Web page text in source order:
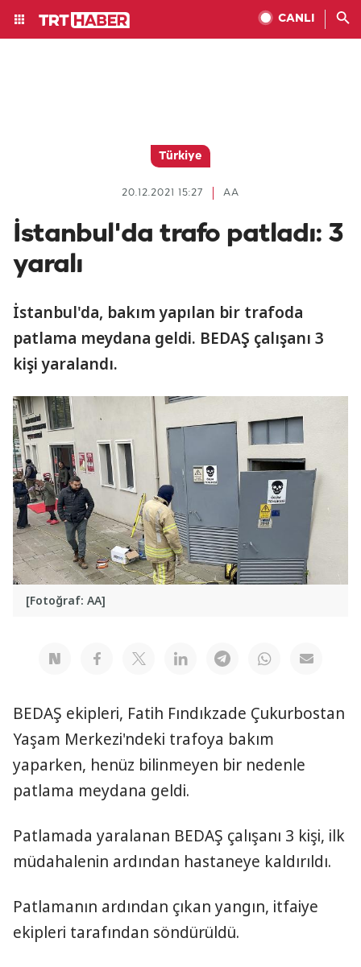
CANLI
Türkiye
AA
20.12.2021 15:27
İstanbul'da trafo patladı: 3
yaralı
İstanbul'da, bakım yapılan bir trafoda
patlama meydana geldi. BEDAŞ çalışanı 3
kişi yaralandı.
[Fotoğraf: AA]
BEDAŞ ekipleri, Fatih Fındıkzade Çukurbostan
Yaşam Merkezi'ndeki trafoya bakım
yaparken, henüz bilinmeyen bir nedenle
patlama meydana geldi.
Patlamada yaralanan BEDAŞ çalışanı 3 kişi, ilk
müdahalenin ardından hastaneye kaldırıldı.
Patlamanın ardından çıkan yangın, itfaiye
ekipleri tarafından söndürüldü.